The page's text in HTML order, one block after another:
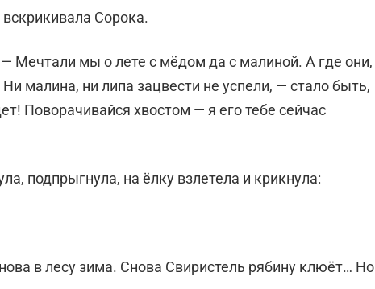
Сорока.
Мечтали мы о лете с мёдом да с малиной. А где они,
малина, ни липа зацвести не успели, — стало быть,
Поворачивайся хвостом — я его тебе сейчас
подпрыгнула, на ёлку взлетела и крикнула:
в лесу зима. Снова Свиристель рябину клюёт… Но